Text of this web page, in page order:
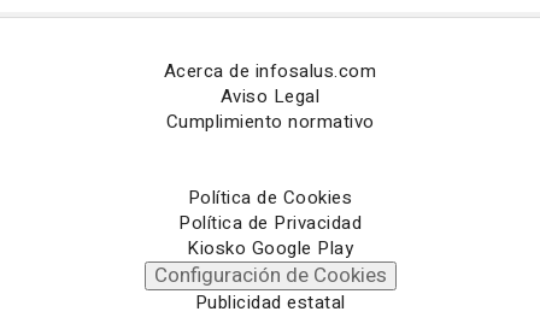
Acerca de infosalus.com
Aviso Legal
Cumplimiento normativo
Política de Cookies
Política de Privacidad
Kiosko Google Play
Configuración de Cookies
Publicidad estatal